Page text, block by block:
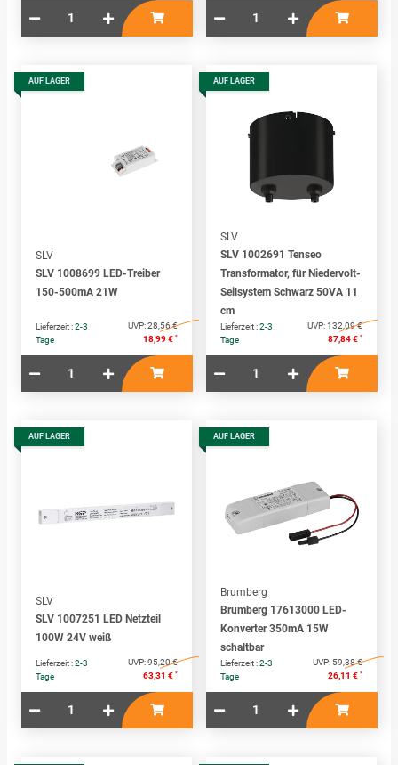
AUF LAGER
SLV
SLV 1008699 LED-Treiber
150-500mA 21W
Lieferzeit :2-3
Tage
UVP:28,56 €
18,99 € *
AUF LAGER
SLV
SLV 1002691 Tenseo
Transformator, für Niedervolt-
Seilsystem Schwarz 50VA 11
cm
Lieferzeit :2-3
Tage
UVP:132,09 €
87,84 € *
AUF LAGER
SLV
SLV 1007251 LED Netzteil
100W 24V weiß
Lieferzeit :2-3
Tage
UVP:95,20 €
63,31 € *
AUF LAGER
Brumberg
Brumberg 17613000 LED-
Konverter 350mA 15W
schaltbar
Lieferzeit :2-3
Tage
UVP: 59,38 €
26,11 € *